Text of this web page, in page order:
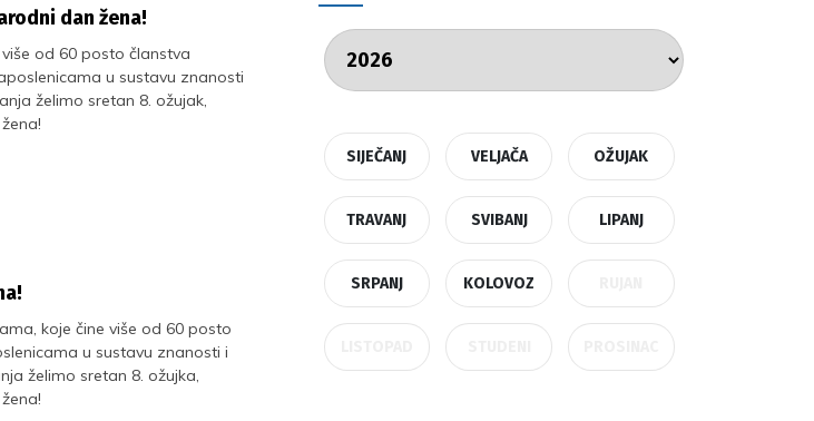
dan žena!
od 60 posto članstva
u sustavu znanosti
želimo sretan 8. ožujak,
koje čine više od 60 posto
u sustavu znanosti i
želimo sretan 8. ožujka,
SIJEČANJ VELJAČA OŽUJAK
TRAVANJ SVIBANJ LIPANJ
SRPANJ KOLOVOZ